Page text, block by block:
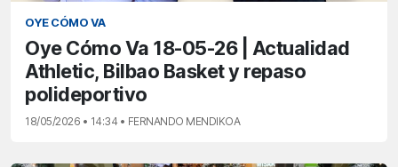
OYE CÓMO VA
Oye Cómo Va 18-05-26 | Actualidad
Athletic, Bilbao Basket y repaso
polideportivo
18/05/2026 • 14:34 • FERNANDO MENDIKOA